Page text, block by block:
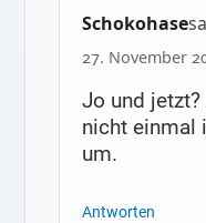
Schokohase
27. November
Jo und
nicht einmal
um.
Antworten